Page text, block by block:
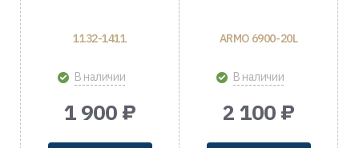
1132-1411
В наличии
1 900 ₽
ARMO 6900-20L
В наличии
2 100 ₽